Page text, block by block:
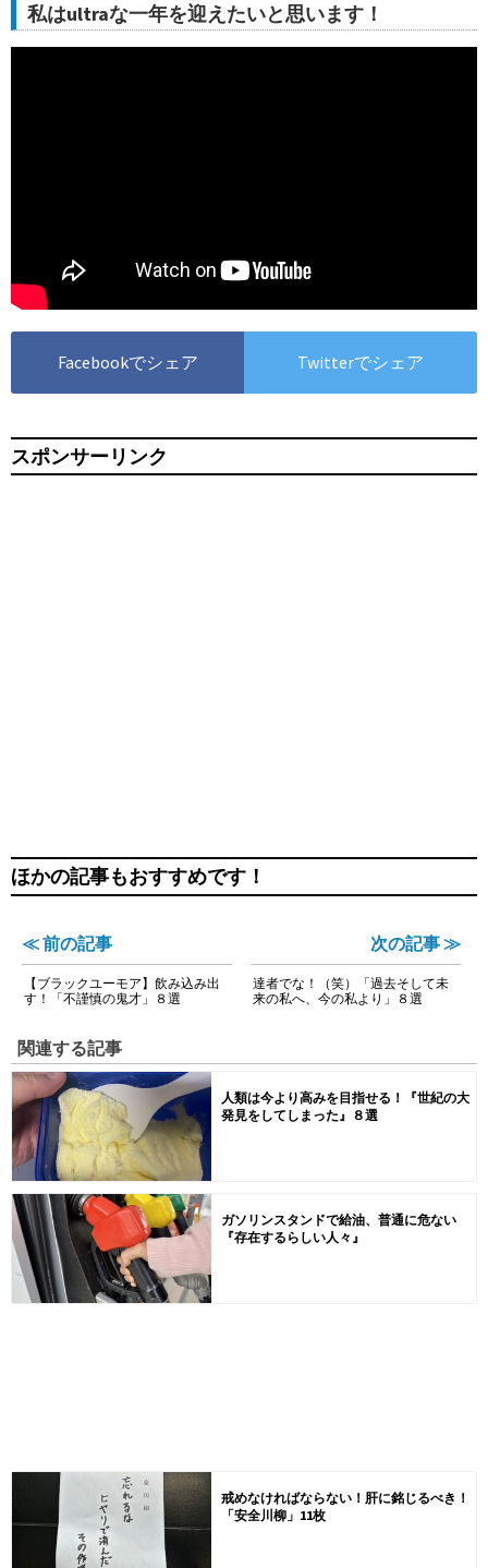
私はultraな一年を迎えたいと思います！
Facebookでシェア Twitterでシェア
スポンサーリンク
ほかの記事もおすすめです！
≪ 前の記事
【ブラックユーモア】飲み込み出
す！「不謹慎の鬼才」８選
次の記事 ≫
達者でな！（笑）「過去そして未
来の私へ、今の私より」８選
関連する記事
人類は今より高みを目指せる！『世紀の大
発見をしてしまった』８選
ガソリンスタンドで給油、普通に危ない
『存在するらしい人々』
戒めなければならない！肝に銘じるべき！
「安全川柳」11枚